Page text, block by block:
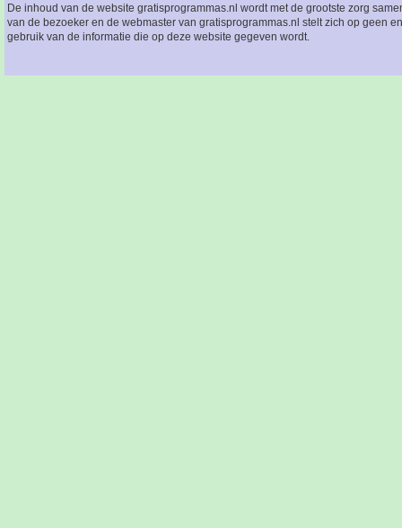
De inhoud van de website gratisprogrammas.nl wordt met de grootste zorg
van de bezoeker en de webmaster van gratisprogrammas.nl stelt zich op geen
gebruik van de informatie die op deze website gegeven wordt.